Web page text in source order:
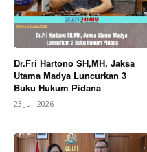
Dr.Fri Hartono SH,MH, Jaksa
Utama Madya Luncurkan 3
Buku Hukum Pidana
23 Juli 2026